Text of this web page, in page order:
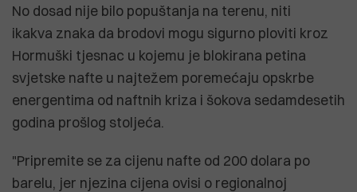
No dosad nije bilo popuštanja na terenu, niti
ikakva znaka da brodovi mogu sigurno ploviti kroz
Hormuški tjesnac u kojemu je blokirana petina
svjetske nafte u najtežem poremećaju opskrbe
energentima od naftnih kriza i šokova sedamdesetih
godina prošlog stoljeća.
"Pripremite se za cijenu nafte od 200 dolara po
barelu, jer njezina cijena ovisi o regionalnoj